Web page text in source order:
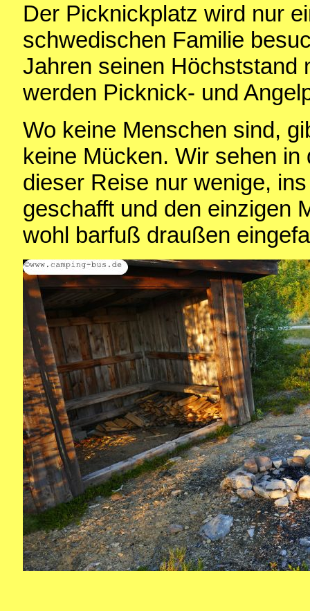
Der Picknickplatz wird nur
schwedischen Familie
Jahren seinen Höchststand
werden Picknick- und
Wo keine Menschen sind,
keine Mücken. Wir sehen
dieser Reise nur wenige,
geschafft und den einzigen
wohl barfuß draußen